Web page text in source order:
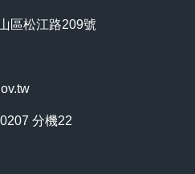
區松江路209號
分機22